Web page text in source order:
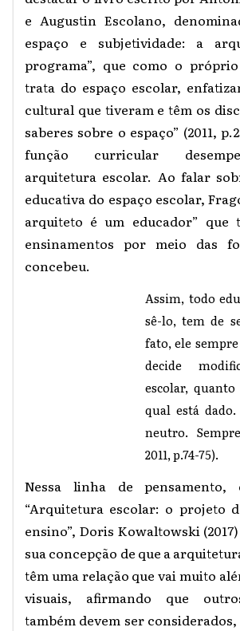
e Augustin Escolano,
espaço e subjetividade: a
programa”, que como o
trata do espaço escolar,
cultural que tiveram e têm os
saberes sobre o espaço” (2011,
função curricular
arquitetura escolar. Ao falar
educativa do espaço escolar,
arquiteto é um educador” que
ensinamentos por meio das
concebeu.
Assim, todo
sê-lo, tem de
fato, ele
decide
escolar,
qual está
neutro.
2011, p.74-75).
Nessa linha de
“Arquitetura escolar: o projeto
ensino”, Doris Kowaltowski
sua concepção de que a
têm uma relação que vai muito
visuais, afirmando que
também devem ser